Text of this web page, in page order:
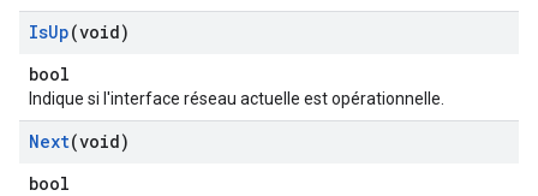
IsUp(void)
bool
Indique si l'interface réseau actuelle est opérationnelle.
Next(void)
bool